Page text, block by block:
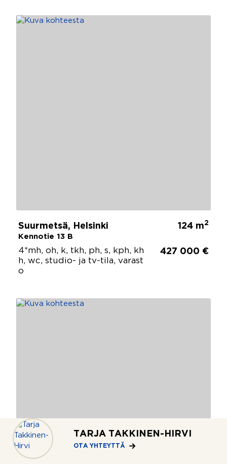
TARJA TAKKINEN-HIRVI
OTA YHTEYTTÄ
Suurmetsä, Helsinki
Kennotie 13 B
124 m2
4*mh, oh, k, tkh, ph, s, kph, kh
h, wc, studio- ja tv-tila, varast
o
427 000 €